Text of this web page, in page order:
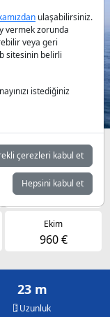
Next
Temmuz
1,200 €
Ekim
960 €
23 m
Uzunluk
ulaşabilirsiniz.
vermek zorunda
veya geri
sitesinin belirli
istediğiniz
çerezleri kabul et
Hepsini kabul et